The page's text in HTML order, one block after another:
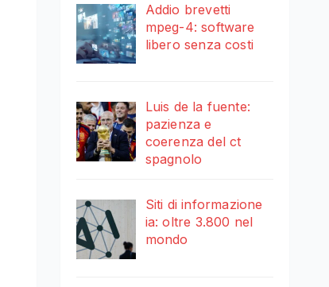
Addio brevetti
mpeg-4: software
libero senza costi
Luis de la fuente:
pazienza e
coerenza del ct
spagnolo
Siti di informazione
ia: oltre 3.800 nel
mondo